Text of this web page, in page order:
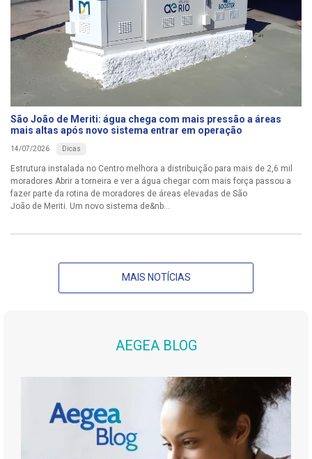
São João de Meriti: água chega com mais pressão a áreas
mais altas após novo sistema entrar em operação
14/07/2026 Dicas
Estrutura instalada no Centro melhora a distribuição para mais de 2,6 mil
moradores Abrir a torneira e ver a água chegar com mais força passou a
fazer parte da rotina de moradores de áreas elevadas de São
João de Meriti. Um novo sistema de&nb...
MAIS NOTÍCIAS
AEGEA BLOG